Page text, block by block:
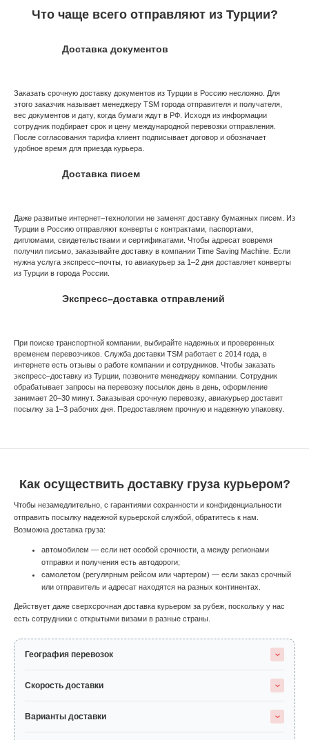
Что чаще всего отправляют из Турции?
Доставка документов
Заказать срочную доставку документов из Турции в Россию несложно. Для
этого заказчик называет менеджеру TSM города отправителя и получателя,
вес документов и дату, когда бумаги ждут в РФ. Исходя из информации
сотрудник подбирает срок и цену международной перевозки отправления.
После согласования тарифа клиент подписывает договор и обозначает
удобное время для приезда курьера.
Доставка писем
Даже развитые интернет–технологии не заменят доставку бумажных писем. Из
Турции в Россию отправляют конверты с контрактами, паспортами,
дипломами, свидетельствами и сертификатами. Чтобы адресат вовремя
получил письмо, заказывайте доставку в компании Time Saving Machine. Если
нужна услуга экспресс–почты, то авиакурьер за 1–2 дня доставляет конверты
из Турции в города России.
Экспресс–доставка отправлений
При поиске транспортной компании, выбирайте надежных и проверенных
временем перевозчиков. Служба доставки TSM работает с 2014 года, в
интернете есть отзывы о работе компании и сотрудников. Чтобы заказать
экспресс–доставку из Турции, позвоните менеджеру компании. Сотрудник
обрабатывает запросы на перевозку посылок день в день, оформление
занимает 20–30 минут. Заказывая срочную перевозку, авиакурьер доставит
посылку за 1–3 рабочих дня. Предоставляем прочную и надежную упаковку.
Как осуществить доставку груза курьером?
Чтобы незамедлительно, с гарантиями сохранности и конфиденциальности
отправить посылку надежной курьерской службой, обратитесь к нам.
Возможна доставка груза:
автомобилем — если нет особой срочности, а между регионами
отправки и получения есть автодороги;
самолетом (регулярным рейсом или чартером) — если заказ срочный
или отправитель и адресат находятся на разных континентах.
Действует даже сверхсрочная доставка курьером за рубеж, поскольку у нас
есть сотрудники с открытыми визами в разные страны.
География перевозок
Скорость доставки
Варианты доставки